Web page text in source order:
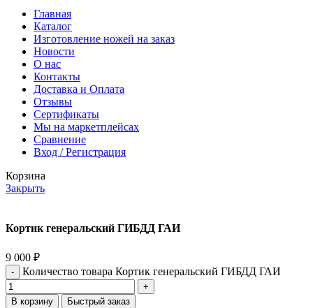
Главная
Каталог
Изготовление ножей на заказ
Новости
О нас
Контакты
Доставка и Оплата
Отзывы
Сертификаты
Мы на маркетплейсах
Сравнение
Вход / Регистрация
Корзина
Закрыть
Кортик генеральский ГИБДД ГАИ
9 000 ₽
Количество товара Кортик генеральский ГИБДД ГАИ
В корзину Быстрый заказ